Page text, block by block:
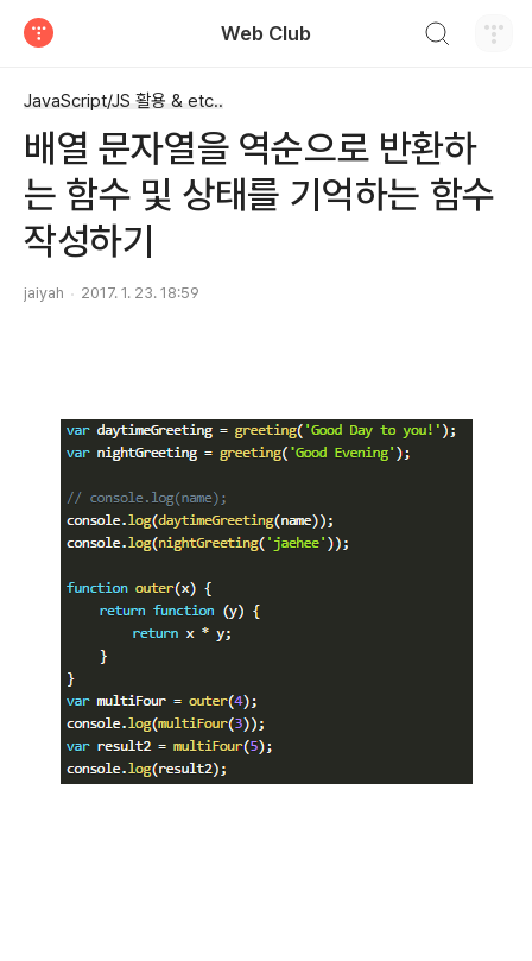
Web Club
JavaScript/JS 활용 & etc..
배열 문자열을 역순으로 반환하
는 함수 및 상태를 기억하는 함수
작성하기
jaiyah 2017. 1. 23. 18:59